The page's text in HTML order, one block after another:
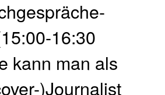
16:30
kann man als
)Journalist